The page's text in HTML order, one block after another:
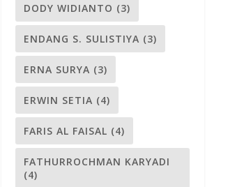
DODY WIDIANTO (3)
ENDANG S. SULISTIYA (3)
ERNA SURYA (3)
ERWIN SETIA (4)
FARIS AL FAISAL (4)
FATHURROCHMAN KARYADI
(4)